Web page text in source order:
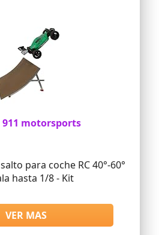
911 motorsports
para coche RC 40°-60°
hasta 1/8 - Kit
VER MAS